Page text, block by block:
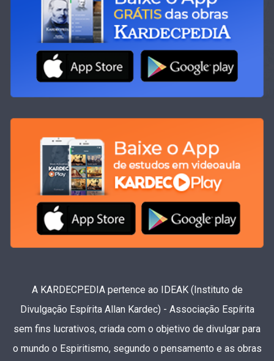
A KARDECPEDIA pertence ao IDEAK (Instituto de
Divulgação Espírita Allan Kardec) - Associação Espírita
sem fins lucrativos, criada com o objetivo de divulgar para
o mundo o Espiritismo, segundo o pensamento e as obras